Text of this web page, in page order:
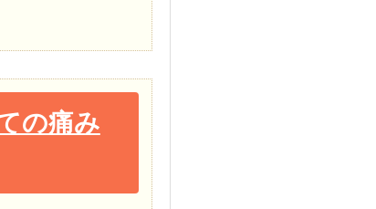
の痛み